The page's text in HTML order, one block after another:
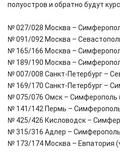
полуостров и обратно будут
№ 027/028 Москва –
№ 091/092 Москва –
№ 165/166 Москва –
№ 189/190 Москва –
№ 007/008 Санкт-Петербург –
№ 169/170 Санкт-Петербург –
№ 075/076 Омск – Симферополь
№ 141/142 Пермь –
№ 425/426 Кисловодск –
№ 315/316 Адлер –
№ 173/174 Москва – Евпатория